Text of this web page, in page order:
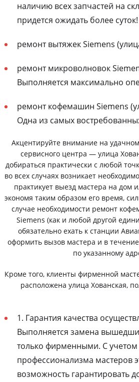
наличию всех запчастей на
придется ожидать более суток!
ремонт вытяжек Siemens
ремонт микроволновок
Выполняется максимально
ремонт кофемашин Siemens
Одна из самых
Акцентируйте внимание на
сервисного центра — улица
добираться практически с любой
во всех случаях возникает
практикует выезд мастера на дом
экономя таким образом его время,
случае необходимости ремонт
Siemens (как и любой другой
обязательно ехать к станции
оформить вызов мастера и в
по указанному
Кроме того, клиенты фирменной
расположена улица Хованская,
1. Гарантия качества
Выполняется замена
только фирменными. С
профессионализма мастеров
возможность гарантировать